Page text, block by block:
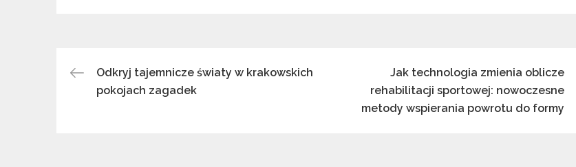
Nawigacja
Odkryj tajemnicze światy w krakowskich
pokojach zagadek
Jak technologia zmienia oblicze
rehabilitacji sportowej: nowoczesne
metody wspierania powrotu do formy